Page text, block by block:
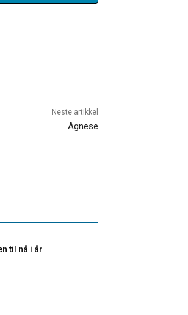
Neste artikkel
Agnese
til nå i år